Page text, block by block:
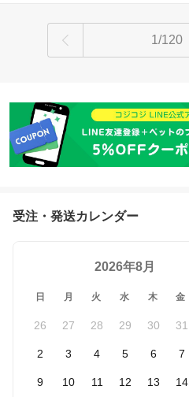
1/120
受注・発送カレンダー
2026年8月
日 月 火 水 木 金
26 27 28 29 30 31
2 3 4 5 6 7
9 10 11 12 13 14